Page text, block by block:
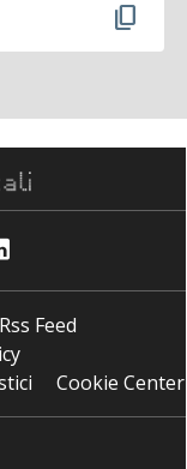
content_copy
Rss Feed
Cookie Center